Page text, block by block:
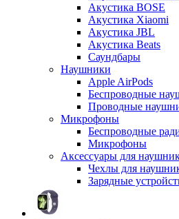
Акустика BOSE
Акустика Xiaomi
Акустика JBL
Акустика Beats
Саундбары
Наушники
Apple AirPods
Беспроводные
Проводные
Микрофоны
Беспроводные
Микрофоны
Аксессуары для
Чехлы для
Зарядные